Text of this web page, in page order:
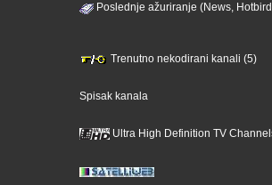
Poslednje ažuriranje (News,
Trenutno nekodirani kanali (5)
Spisak kanala
Ultra High Definition TV